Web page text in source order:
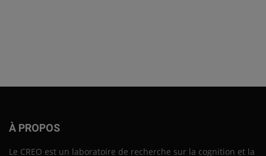
À PROPOS
Le CREO est un laboratoire de recherche sur la cognition et la